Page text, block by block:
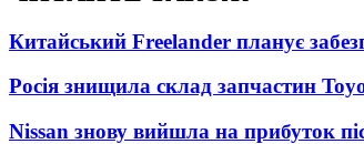
Китайський Freelander планує
Росія знищила склад запчастин
Nissan знову вийшла на прибуток